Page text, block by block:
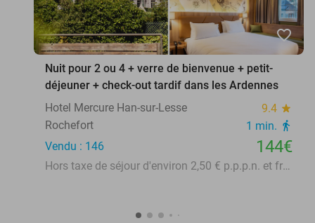
favorite_border
Nuit pour 2 ou 4 + verre de bienvenue + petit-
déjeuner + check-out tardif dans les Ardennes
Hotel Mercure Han-sur-Lesse
9.4 star
Rochefort 1 min. directions_walk
Vendu : 146 144€
Hors taxe de séjour d'environ 2,50 € p.p.p.n. et frais de stationnement de 18 € p.j.